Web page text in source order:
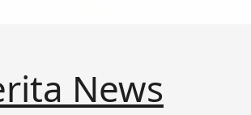
News